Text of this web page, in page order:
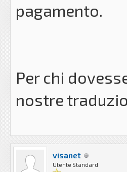
pagamento.
Per chi
nostre
visanet
Utente Standard